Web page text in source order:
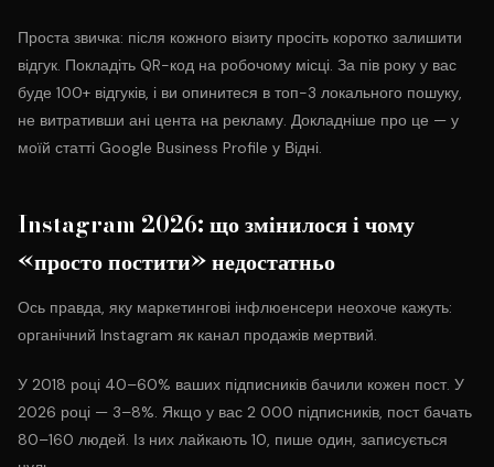
Проста звичка: після кожного візиту просіть коротко залишити
відгук. Покладіть QR-код на робочому місці. За пів року у вас
буде 100+ відгуків, і ви опинитеся в топ-3 локального пошуку,
не витративши ані цента на рекламу. Докладніше про це — у
моїй статті Google Business Profile у Відні.
Instagram 2026: що змінилося і чому
«просто постити» недостатньо
Ось правда, яку маркетингові інфлюенсери неохоче кажуть:
органічний Instagram як канал продажів мертвий.
У 2018 році 40–60% ваших підписників бачили кожен пост. У
2026 році — 3–8%. Якщо у вас 2 000 підписників, пост бачать
80–160 людей. Із них лайкають 10, пише один, записується